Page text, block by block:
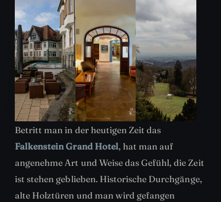
Betritt man in der heutigen Zeit das
Falkenstein Grand Hotel, hat man auf
angenehme Art und Weise das Gefühl, die Zeit
ist stehen geblieben. Historische Durchgänge,
alte Holztüren und man wird gefangen